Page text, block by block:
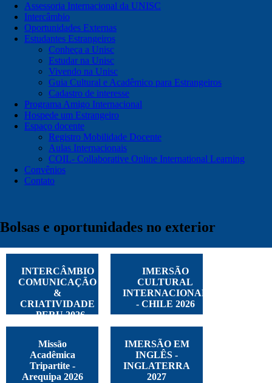
Assessoria Internacional da UNISC
Intercâmbio
Oportunidades Externas
Estudantes Estrangeiros
Conheça a Unisc
Estudar na Unisc
Vivendo na Unisc
Guia Cultural e Acadêmico para Estrangeiros
Cadastro de interesse
Programa Amigo Internacional
Hospede um Estrangeiro
Espaço docente
Registro Mobilidade Docente
Aulas Internacionais
COIL- Collaborative Online International Learning
Convênios
Contato
Bolsas e oportunidades no exterior
INTERCÂMBIO
COMUNICAÇÃO
&
CRIATIVIDADE
- PERU 2026
IMERSÃO
CULTURAL
INTERNACIONAL
- CHILE 2026
Missão
Acadêmica
Tripartite -
Arequipa 2026
IMERSÃO EM
INGLÊS -
INGLATERRA
2027